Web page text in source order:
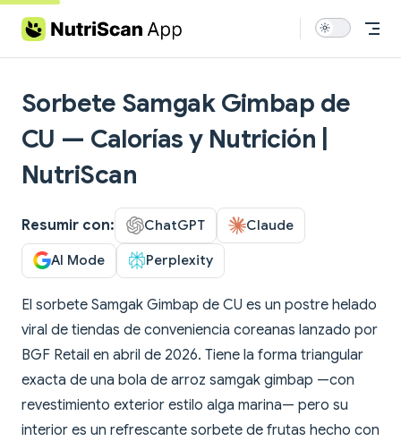
Skip to content
Sorbete Samgak Gimbap de
CU — Calorías y Nutrición |
NutriScan
Resumir con: ChatGPT Claude
AI Mode Perplexity
El sorbete Samgak Gimbap de CU es un postre helado
viral de tiendas de conveniencia coreanas lanzado por
BGF Retail en abril de 2026. Tiene la forma triangular
exacta de una bola de arroz samgak gimbap —con
revestimiento exterior estilo alga marina— pero su
interior es un refrescante sorbete de frutas hecho con